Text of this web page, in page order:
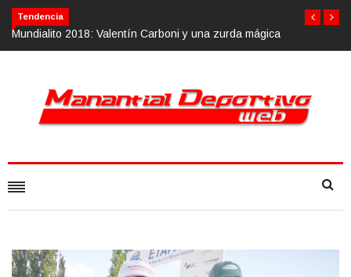
Tendencia
y una zurda mágicaCalvario Race 2018, 10 de noviembre